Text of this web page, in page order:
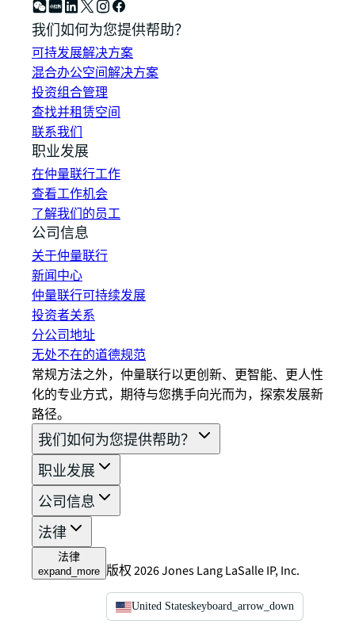
我们如何为您提供帮助？
可持发展解决方案
混合办公空间解决方案
投资组合管理
查找并租赁空间
联系我们
职业发展
在仲量联行工作
查看工作机会
了解我们的员工
公司信息
关于仲量联行
新闻中心
仲量联行可持续发展
投资者关系
分公司地址
无处不在的道德规范
常规方法之外，仲量联行以更创新、更智能、更人性
化的专业方式，期待与您携手向光而为，探索发展新
路径。
我们如何为您提供帮助？
职业发展
公司信息
法律
法律
expand_more 版权 2026 Jones Lang LaSalle IP, Inc.
United Stateskeyboard_arrow_down